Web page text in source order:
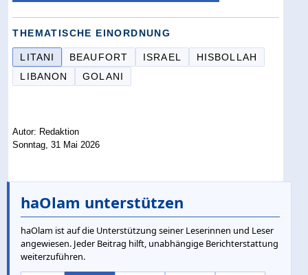
THEMATISCHE EINORDNUNG
LITANI BEAUFORT ISRAEL
HISBOLLAH
LIBANON
GOLANI
Autor: Redaktion
Sonntag, 31 Mai 2026
haOlam unterstützen
haOlam ist auf die Unterstützung seiner Leserinnen und Leser
angewiesen. Jeder Beitrag hilft, unabhängige Berichterstattung
weiterzuführen.